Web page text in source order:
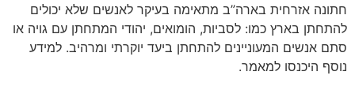
חתונה אזרחית בארה”ב מתאימה בעיקר לאנשים שלא יכולים
להתחתן בארץ כמו: לסביות, הומואים, יהודי המתחתן עם גויה או
סתם אנשים המעוניינים להתחתן ביעד יוקרתי ומרהיב. למידע
נוסף היכנסו למאמר.